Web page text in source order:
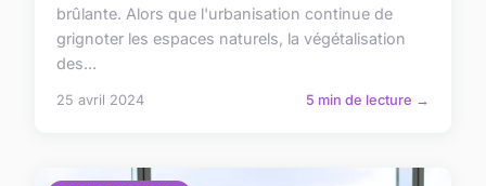
brûlante. Alors que l'urbanisation continue de
grignoter les espaces naturels, la végétalisation
des...
25 avril 2024 5 min de lecture →